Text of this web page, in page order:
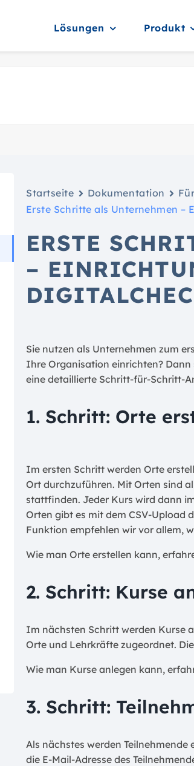
Lösungen Produkt
Startseite Dokumentation
Erste Schritte als Unternehmen
ERSTE
–
Sie nutzen als Unternehmen zum
Ihre Organisation einrichten? Dann
eine detaillierte Schritt-für-Schritt-
1. Schritt: Orte
Im ersten Schritt werden Orte
Ort durchzuführen. Mit Orten sind
stattfinden. Jeder Kurs wird dann
Orten gibt es mit dem CSV-Upload
Funktion empfehlen wir vor allem,
Wie man Orte erstellen kann,
2. Schritt: Kurse
Im nächsten Schritt werden Kurse
Orte und Lehrkräfte zugeordnet.
Wie man Kurse anlegen kann,
3. Schritt:
Als nächstes werden
die E-Mail-Adresse des